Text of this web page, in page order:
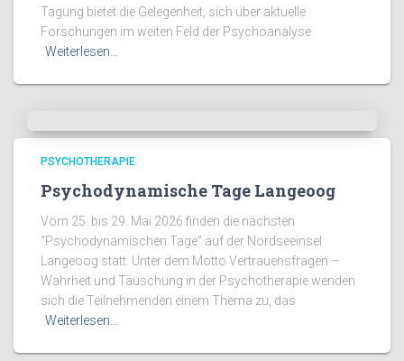
Tagung bietet die Gelegenheit, sich über aktuelle
Forschungen im weiten Feld der Psychoanalyse
Weiterlesen…
PSYCHOTHERAPIE
Psychodynamische Tage Langeoog
Vom 25. bis 29. Mai 2026 finden die nächsten
“Psychodynamischen Tage” auf der Nordseeinsel
Langeoog statt. Unter dem Motto Vertrauensfragen –
Wahrheit und Täuschung in der Psychotherapie wenden
sich die Teilnehmenden einem Thema zu, das
Weiterlesen…